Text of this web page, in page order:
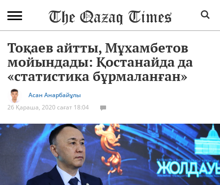
Тоқаев айтты, Мұхамбетов
мойындады: Қостанайда да
«статистика бұрмаланған»
Асан Анарбайұлы
26 Қараша, 2020 сағат 18:04